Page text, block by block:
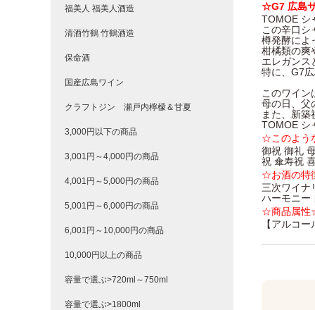
☆G7 広島
TOMOE シ
この辛口シ
樽発酵によ
柑橘類の爽
エレガンス
特に、G7
このワイン
母の日、父
また、新築
TOMOE シ
☆このよう
御祝 御礼
祝 傘寿祝
☆お酒の
三次ワイナ
ハーモニー
☆商品属
【アルコ
福美人 福美人酒造
清酒竹鶴 竹鶴酒造
保命酒
国産広島ワイン
クラフトジン 瀬戸内檸檬＆甘夏
3,000円以下の商品
3,001円～4,000円の商品
4,001円～5,000円の商品
5,001円～6,000円の商品
6,001円～10,000円の商品
10,000円以上の商品
容量で選ぶ>720ml～750ml
容量で選ぶ>1800ml